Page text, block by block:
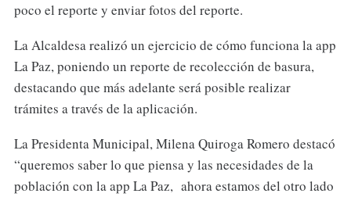
poco el reporte y enviar fotos del reporte.
La Alcaldesa realizó un ejercicio de cómo funciona la app
La Paz, poniendo un reporte de recolección de basura,
destacando que más adelante será posible realizar
trámites a través de la aplicación.
La Presidenta Municipal, Milena Quiroga Romero destacó
“queremos saber lo que piensa y las necesidades de la
población con la app La Paz, ahora estamos del otro lado